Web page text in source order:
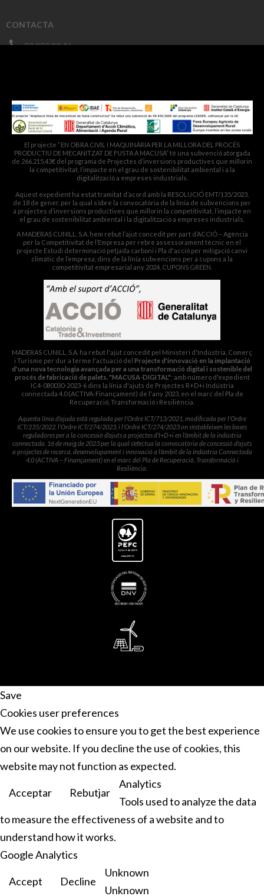
CONTACTA
93 822 82 46
El projecte “EN OBRA CIVIL I MAQUINÀRIA PER LA MILLORA DEL PROCÉS
PRODUCTIU DE MECANITZAT DE FUSTA A MACUSA” té una subvenció atorgada
de 266.215,43€ del programa de Projectes d’inversions productives que millorin
la competitivitat, l’impacte en el grau de sostenibilitat ambiental i a la
digitalització a empreses industrials.
Aquest expedient ha estat tramitat d’acord amb la RESOLUCIÓ EMT/135/2023,
de 18 de gener, per la qual s’obre la convocatòria de la línia de subvencions per
a projectes d’inversions productives que millorin la competitivitat, l’impacte en
el grau de sostenibilitat ambiental i la digitalització a empreses industrials.
A MADERAS CUNILL, S.A. hem rebut l’ajut concedit per part d’ACCIÓ – Agència
per la Competitivitat de l’Empresa per rebre assessorament tècnic en el
projecte Estudi determinació petjada carboni i Pla d'acció per mitigació canvi
climàtic de l’empresa, dins de la línia subvencions per a cupons a la
competitivitat empresarial any 2024, CUPONS GREEN.
MADERAS CUNILL, S.A. ha rebut l'ajut concedit pel Ministeri d'Indústria, Comerç
i Turisme per dur a terme l'actuació del Projecte d'innovació en la implantació
d'una nova tecnologia avançada per a una transformació digital i sostenible del
procés de fabricació de palets. "MACUSA-DIGITAL"; amb número d'expedient
IC4-080030-2023-6 dins la línia d'ajuts de Projectes R+D+i Indústria
connectada 4.0 (ACTIVA-Finançament) de l'any 2023, en el marc del Pla de
Recuperació, Transformació i Resiliència.
Aquesta línia d'ajuda està regulada per l'Ordre ICT/713/2021, modificada per l'Ordre
ICT/235/2022, l'Ordre ICT/274/2023, i l'Ordre ICT/274/2023 on s'estableixen les bases
reguladores per a la concessió d'ajuts a projectes d'I+D+i en l'àmbit de la indústria
connectada. 16 de maig de 2023 per la qual s'efectua la convocatòria de concessió d'ajuts
a projectes de recerca, desenvolupament i innovació a l'àmbit de la Indústria Connectada
4.0 (ACTIVA – Finançament) en el marc del Pla de Recuperació, Transformació i
Resiliència.
Save
Cookies user preferences
We use cookies to ensure you to get the best experience
on our website. If you decline the use of cookies, this
website may not function as expected.
Acceptar Rebutjar
Analytics
Tools used to analyze the data
to measure the effectiveness of a website and to
understand how it works.
Google Analytics
Accept Decline
Unknown
Unknown